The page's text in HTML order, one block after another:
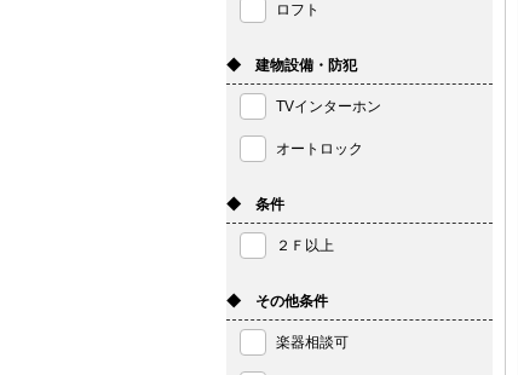
ロフト
◆ 建物設備・防犯
TVインターホン
オートロック
◆ 条件
２Ｆ以上
◆ その他条件
楽器相談可